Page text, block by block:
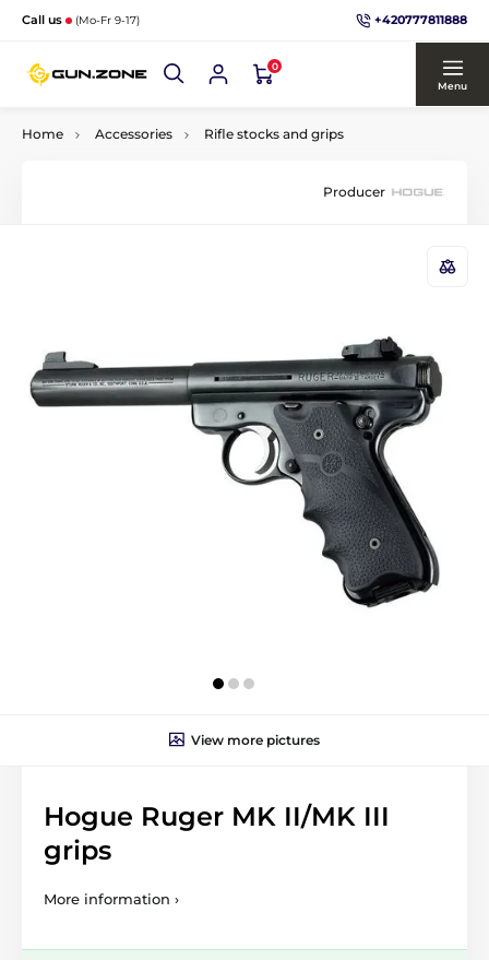
Call us (Mo-Fr 9-17) +420777811888
0
Menu
Home Accessories Rifle stocks and grips
Producer
View more pictures
Hogue Ruger MK II/MK III
grips
More information ›